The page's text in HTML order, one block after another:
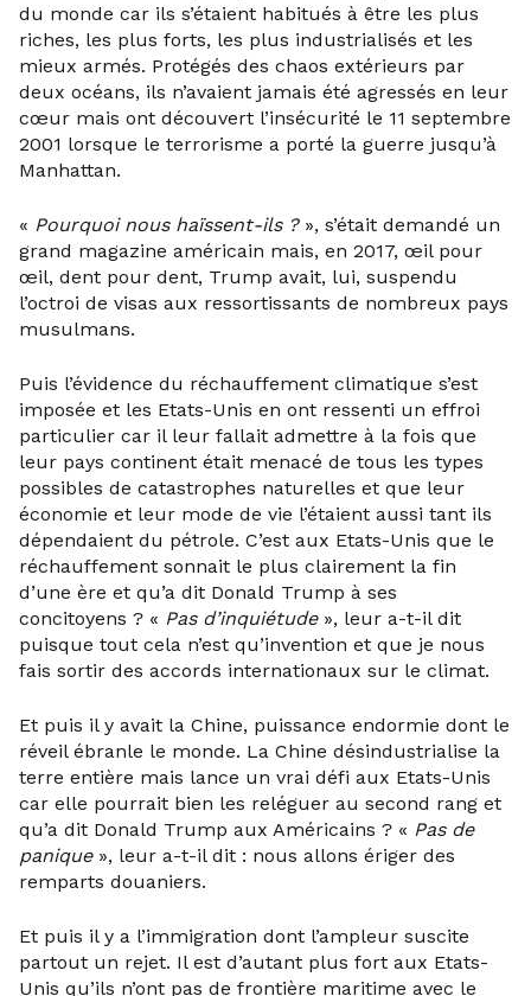
du monde car ils s’étaient habitués à être les plus
riches, les plus forts, les plus industrialisés et les
mieux armés. Protégés des chaos extérieurs par
deux océans, ils n’avaient jamais été agressés en leur
cœur mais ont découvert l’insécurité le 11 septembre
2001 lorsque le terrorisme a porté la guerre jusqu’à
Manhattan.
« Pourquoi nous haïssent-ils ?», s’était demandé un
grand magazine américain mais, en 2017, œil pour
œil, dent pour dent, Trump avait, lui, suspendu
l’octroi de visas aux ressortissants de nombreux pays
musulmans.
Puis l’évidence du réchauffement climatique s’est
imposée et les Etats-Unis en ont ressenti un effroi
particulier car il leur fallait admettre à la fois que
leur pays continent était menacé de tous les types
possibles de catastrophes naturelles et que leur
économie et leur mode de vie l’étaient aussi tant ils
dépendaient du pétrole. C’est aux Etats-Unis que le
réchauffement sonnait le plus clairement la fin
d’une ère et qu’a dit Donald Trump à ses
concitoyens ? « Pas d’inquiétude », leur a-t-il dit
puisque tout cela n’est qu’invention et que je nous
fais sortir des accords internationaux sur le climat.
Et puis il y avait la Chine, puissance endormie dont le
réveil ébranle le monde. La Chine désindustrialise la
terre entière mais lance un vrai défi aux Etats-Unis
car elle pourrait bien les reléguer au second rang et
qu’a dit Donald Trump aux Américains ? « Pas de
panique », leur a-t-il dit : nous allons ériger des
remparts douaniers.
Et puis il y a l’immigration dont l’ampleur suscite
partout un rejet. Il est d’autant plus fort aux Etats-
Unis qu’ils n’ont pas de frontière maritime avec le